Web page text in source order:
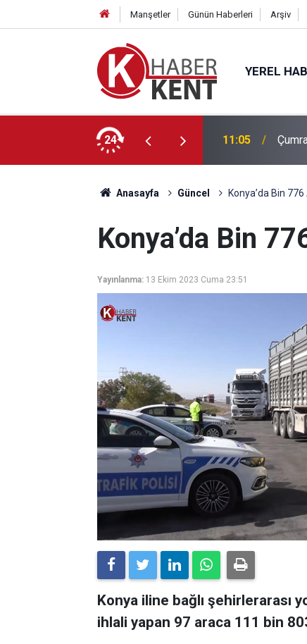
Manşetler Günün Haberleri Arşiv
YEREL
24
İHA-1 Eğitimi Tamamlandı 11:05
Anasayfa Güncel Konya’da Bin
Konya’da Bin
Yayınlanma: 13 Ekim 2023 Cuma 23:51
Konya iline bağlı şehirlerarası
ihlali yapan 97 araca 111 bin